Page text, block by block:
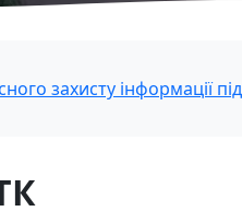
захисту інформації